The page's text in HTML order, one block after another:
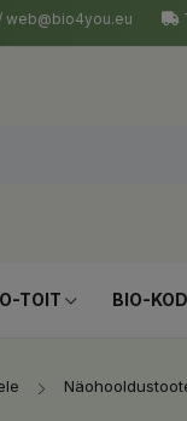
web@bio4you.eu
TOIT BIO-